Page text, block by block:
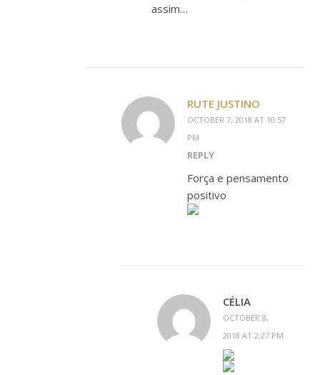
assim…
RUTE JUSTINO
OCTOBER 7, 2018 AT 10:57
PM
REPLY
Força e pensamento
positivo
CÉLIA
OCTOBER 8,
2018 AT 2:27 PM